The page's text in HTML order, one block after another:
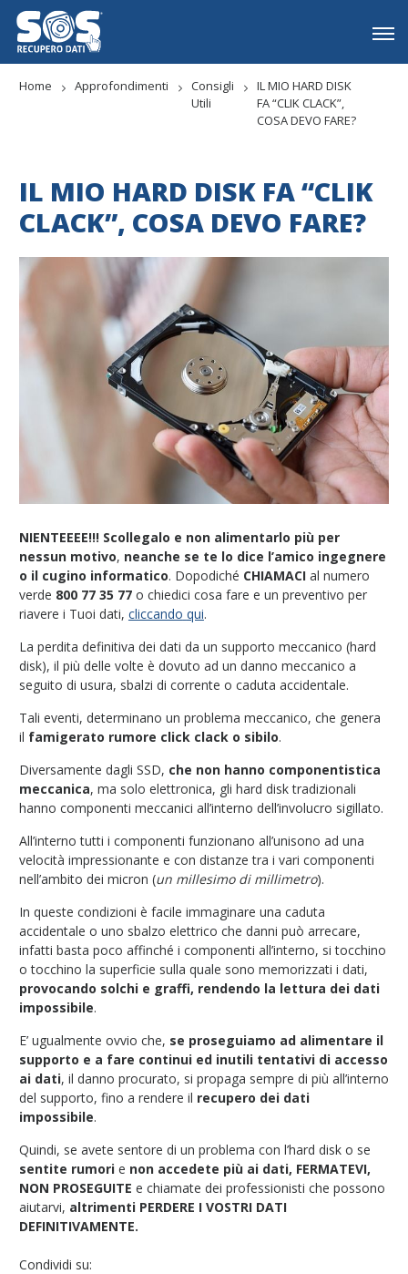
Home Approfondimenti
Consigli
Utili
IL MIO HARD DISK
FA “CLIK CLACK”,
COSA DEVO FARE?
IL MIO HARD DISK FA “CLIK
CLACK”, COSA DEVO FARE?
NIENTEEEE!!! Scollegalo e non alimentarlo più per
nessun motivo, neanche se te lo dice l’amico ingegnere
o il cugino informatico. Dopodiché CHIAMACIal numero
verde 800 77 35 77o chiedici cosa fare e un preventivo per
riavere i Tuoi dati, cliccando qui.
La perdita definitiva dei dati da un supporto meccanico (hard
disk), il più delle volte è dovuto ad un danno meccanico a
seguito di usura, sbalzi di corrente o caduta accidentale.
Tali eventi, determinano un problema meccanico, che genera
il famigerato rumore click clack o sibilo.
Diversamente dagli SSD, che non hanno componentistica
meccanica, ma solo elettronica, gli hard disk tradizionali
hanno componenti meccanici all’interno dell’involucro sigillato.
All’interno tutti i componenti funzionano all’unisono ad una
velocità impressionante e con distanze tra i vari componenti
nell’ambito dei micron (un millesimo di millimetro).
In queste condizioni è facile immaginare una caduta
accidentale o uno sbalzo elettrico che danni può arrecare,
infatti basta poco affinché i componenti all’interno, si tocchino
o tocchino la superficie sulla quale sono memorizzati i dati,
provocando solchi e graffi, rendendo la lettura dei dati
impossibile.
E’ ugualmente ovvio che, se proseguiamo ad alimentare il
supporto e a fare continui ed inutili tentativi di accesso
ai dati, il danno procurato, si propaga sempre di più all’interno
del supporto, fino a rendere il recupero dei dati
impossibile.
Quindi, se avete sentore di un problema con l’hard disk o se
sentite rumorie non accedete più ai dati, FERMATEVI,
NON PROSEGUITE e chiamate dei professionisti che possono
aiutarvi, altrimenti PERDERE I VOSTRI DATI
DEFINITIVAMENTE.
Condividi su: